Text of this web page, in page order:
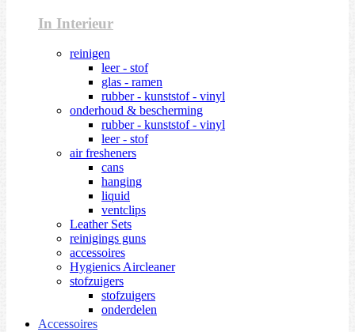
In Interieur
reinigen
leer - stof
glas - ramen
rubber - kunststof - vinyl
onderhoud & bescherming
rubber - kunststof - vinyl
leer - stof
air fresheners
cans
hanging
liquid
ventclips
Leather Sets
reinigings guns
accessoires
Hygienics Aircleaner
stofzuigers
stofzuigers
onderdelen
Accessoires